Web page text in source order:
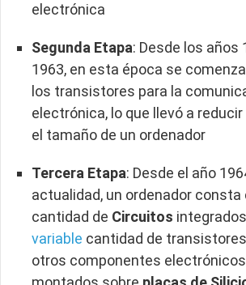
electrónica
Segunda Etapa: Desde los años
1963, en esta época se
los transistores para la
electrónica, lo que llevó a
el tamaño de un ordenador
Tercera Etapa: Desde el año
actualidad, un ordenador consta
cantidad de Circuitos
variable cantidad de
otros componentes